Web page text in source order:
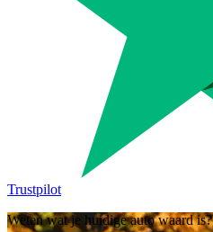
Trustpilot
Weten wat je huidige auto waard is?